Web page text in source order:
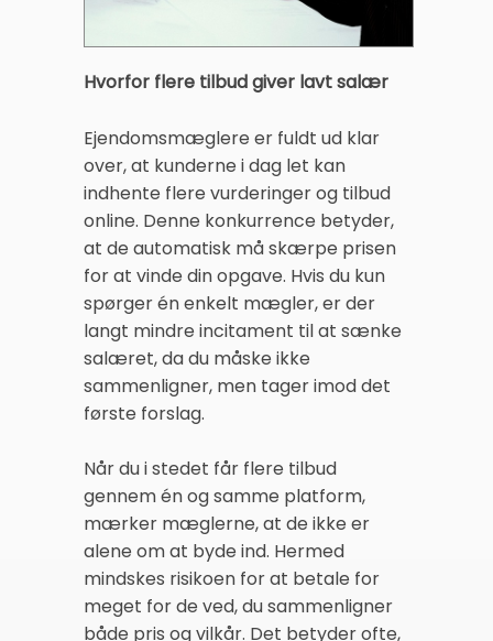
Hvorfor flere tilbud giver lavt salær
Ejendomsmæglere er fuldt ud klar
over, at kunderne i dag let kan
indhente flere vurderinger og tilbud
online. Denne konkurrence betyder,
at de automatisk må skærpe prisen
for at vinde din opgave. Hvis du kun
spørger én enkelt mægler, er der
langt mindre incitament til at sænke
salæret, da du måske ikke
sammenligner, men tager imod det
første forslag.
Når du i stedet får flere tilbud
gennem én og samme platform,
mærker mæglerne, at de ikke er
alene om at byde ind. Hermed
mindskes risikoen for at betale for
meget for de ved, du sammenligner
både pris og vilkår. Det betyder ofte,